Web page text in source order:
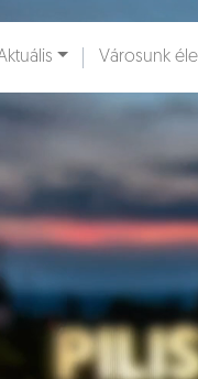
Városunk
Események []